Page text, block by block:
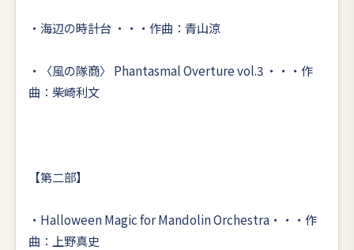
・海辺の時計台 ・・・作曲：青山涼
・〈風の隊商〉 Phantasmal Overture vol.3 ・・・作
曲：柴崎利文
【第二部】
・Halloween Magic for Mandolin Orchestra・・・作
曲：上野真史